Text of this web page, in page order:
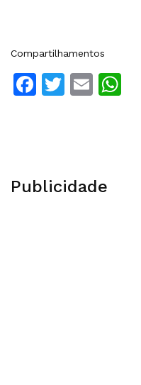
Compartilhamentos
Facebook
Twitter
Email
Publicidade